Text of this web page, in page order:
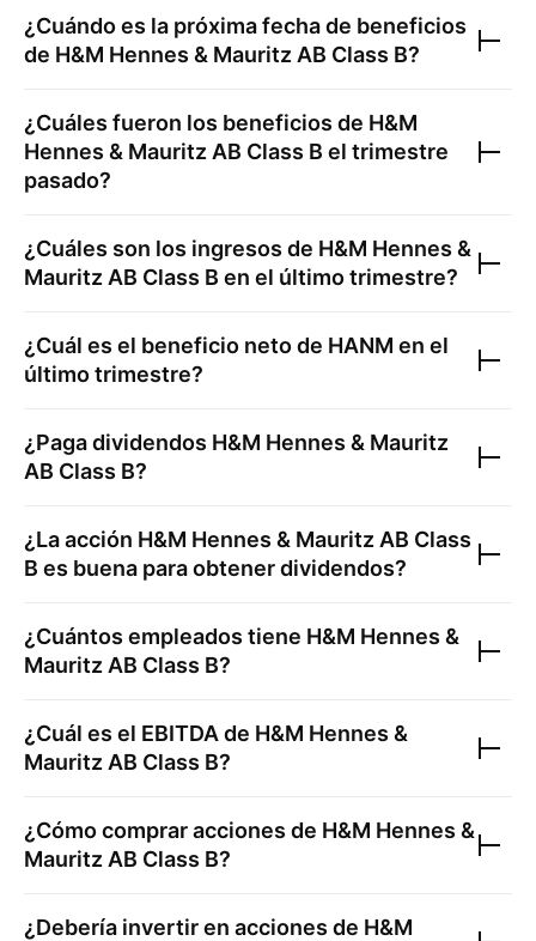
¿Cuándo es la próxima fecha de beneficios
de H&M Hennes & Mauritz AB Class B?
¿Cuáles fueron los beneficios de H&M
Hennes & Mauritz AB Class B el trimestre
pasado?
¿Cuáles son los ingresos de H&M Hennes &
Mauritz AB Class B en el último trimestre?
¿Cuál es el beneficio neto de HANM en el
último trimestre?
¿Paga dividendos H&M Hennes & Mauritz
AB Class B?
¿La acción H&M Hennes & Mauritz AB Class
B es buena para obtener dividendos?
¿Cuántos empleados tiene H&M Hennes &
Mauritz AB Class B?
¿Cuál es el EBITDA de H&M Hennes &
Mauritz AB Class B?
¿Cómo comprar acciones de H&M Hennes &
Mauritz AB Class B?
¿Debería invertir en acciones de H&M